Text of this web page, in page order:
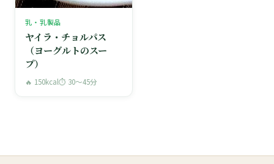
乳・乳製品
ヤイラ・チョルパス
（ヨーグルトのスー
プ）
🔥 150kcal⏱ 30〜45分